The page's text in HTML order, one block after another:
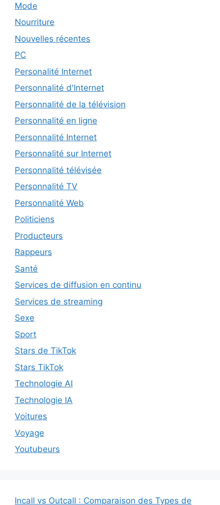
Mode
Nourriture
Nouvelles récentes
PC
Personalité Internet
Personnalité d'Internet
Personnalité de la télévision
Personnalité en ligne
Personnalité Internet
Personnalité sur Internet
Personnalité télévisée
Personnalité TV
Personnalité Web
Politiciens
Producteurs
Rappeurs
Santé
Services de diffusion en continu
Services de streaming
Sexe
Sport
Stars de TikTok
Stars TikTok
Technologie AI
Technologie IA
Voitures
Voyage
Youtubeurs
Incall vs Outcall : Comparaison des Types de